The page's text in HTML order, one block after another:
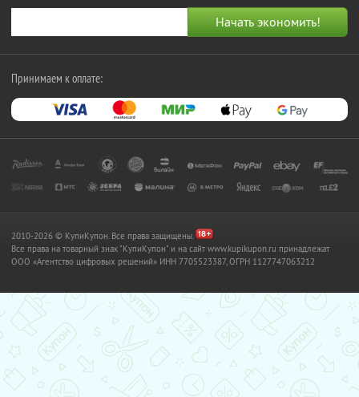
Принимаем к оплате:
2010-2026 © КупиКупон. Все права защищены.
Все права на товарный знак "КупиКупон" и на сайт www.kupikupon.ru принадлежат
OOO «Агентство цифровых решений» ИНН 7705523387, ОГРН 1127747063212